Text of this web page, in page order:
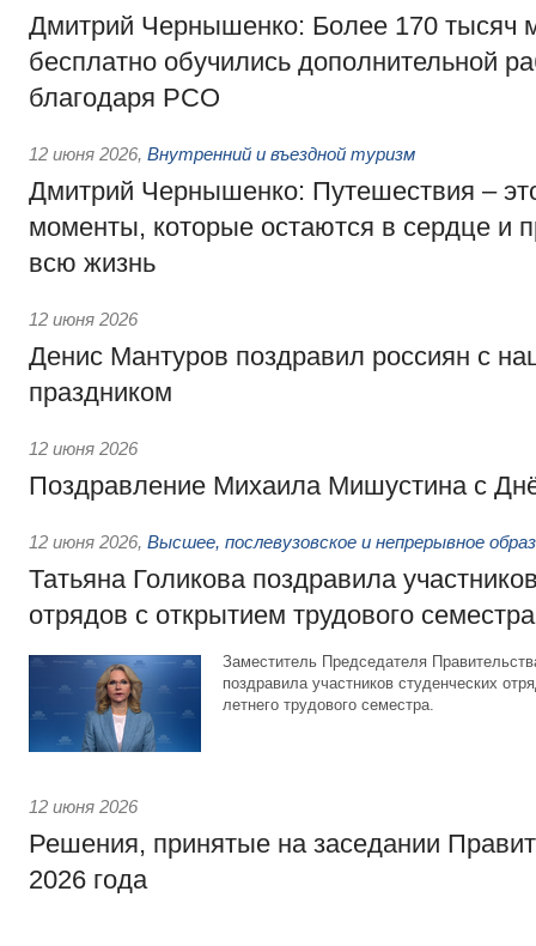
Дмитрий Чернышенко: Более 170 тысяч
бесплатно обучились дополнительной
благодаря РСО
12 июня 2026, Внутренний и въездной туризм
Дмитрий Чернышенко: Путешествия –
моменты, которые остаются в сердце и
всю жизнь
12 июня 2026
Денис Мантуров поздравил россиян с
праздником
12 июня 2026
Поздравление Михаила Мишустина с
12 июня 2026, Высшее, послевузовское и непрерывное
Татьяна Голикова поздравила
отрядов с открытием трудового семестра
Заместитель Председателя
поздравила участников студенческих
летнего трудового семестра.
12 июня 2026
Решения, принятые на заседании
2026 года